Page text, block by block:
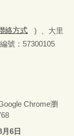
絡方式
) 、大里
號：57300105
Chrome瀏
6日